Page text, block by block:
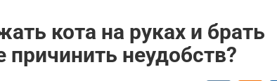
кота на руках и брать
неудобств?